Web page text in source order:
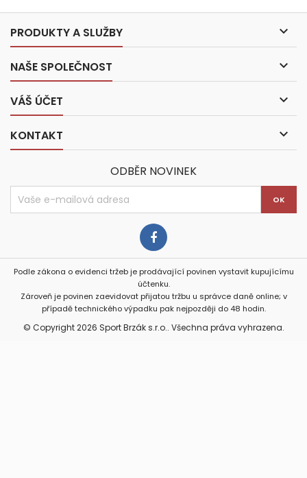
PRODUKTY A SLUŽBY 
NAŠE SPOLEČNOST 
VÁŠ ÚČET 
KONTAKT 
ODBĚR NOVINEK
Podle zákona o evidenci tržeb je prodávající povinen vystavit kupujícímu
účtenku.
Zároveň je povinen zaevidovat přijatou tržbu u správce daně online; v
případě technického výpadku pak nejpozději do 48 hodin.
© Copyright 2026 Sport Brzák s.r.o.. Všechna práva vyhrazena.